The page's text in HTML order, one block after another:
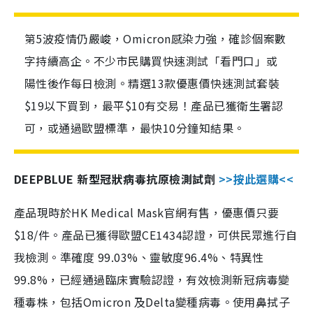
第5波疫情仍嚴峻，Omicron感染力強，確診個案數
字持續高企。不少市民購買快速測試「看門口」或
陽性後作每日檢測。精選13款優惠價快速測試套裝
$19以下買到，最平$10有交易！產品已獲衛生署認
可，或通過歐盟標準，最快10分鐘知結果。
DEEPBLUE 新型冠狀病毒抗原檢測試劑 >>按此選購<<
產品現時於HK Medical Mask官網有售，優惠價只要
$18/件。產品已獲得歐盟CE1434認證，可供民眾進行自
我檢測。準確度 99.03%、靈敏度96.4%、特異性
99.8%，已經通過臨床實驗認證，有效檢測新冠病毒變
種毒株，包括Omicron 及Delta變種病毒。使用鼻拭子